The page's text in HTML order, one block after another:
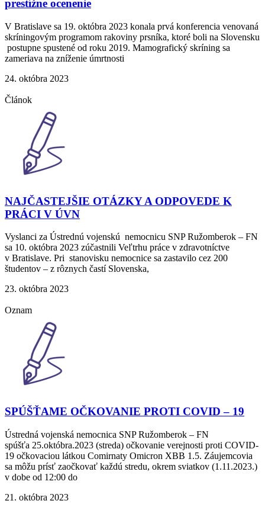
prestížne ocenenie
V Bratislave sa 19. októbra 2023 konala prvá konferencia venovaná
skríningovým programom rakoviny prsníka, ktoré boli na Slovensku
postupne spustené od roku 2019. Mamografický skríning sa
zameriava na zníženie úmrtnosti
24. októbra 2023
Článok
NAJČASTEJŠIE OTÁZKY A ODPOVEDE K
PRÁCI V ÚVN
Vyslanci za Ústrednú vojenskú nemocnicu SNP Ružomberok – FN
sa 10. októbra 2023 zúčastnili Veľtrhu práce v zdravotníctve
v Bratislave. Pri stanovisku nemocnice sa zastavilo cez 200
študentov – z rôznych častí Slovenska,
23. októbra 2023
Oznam
SPÚŠŤAME OČKOVANIE PROTI COVID – 19
Ústredná vojenská nemocnica SNP Ružomberok – FN
spúšťa 25.októbra.2023 (streda) očkovanie verejnosti proti COVID-
19 očkovaciou látkou Comirnaty Omicron XBB 1.5. Záujemcovia
sa môžu prísť zaočkovať každú stredu, okrem sviatkov (1.11.2023.)
v dobe od 12:00 do
21. októbra 2023